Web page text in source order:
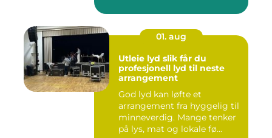
01. aug
Utleie lyd slik får du
profesjonell lyd til neste
arrangement
God lyd kan løfte et
arrangement fra hyggelig til
minneverdig. Mange tenker
på lys, mat og lokale fø...